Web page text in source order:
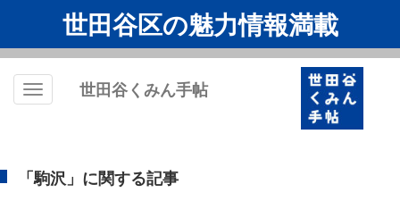
世田谷区の魅力情報満載
Toggle
世田谷くみん手帖
「駒沢」に関する記事